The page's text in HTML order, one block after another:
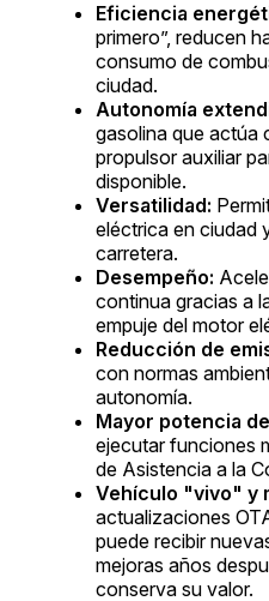
Eficiencia
primero”, reducen
consumo de
ciudad.
Autonomía
gasolina que actúa
propulsor auxiliar
disponible.
Versatilidad:
eléctrica en ciudad
carretera.
Desempeño:
continua gracias a
empuje del motor
Reducción de
con normas
autonomía.
Mayor potencia
ejecutar funciones
de Asistencia a la
Vehículo "vivo" y
actualizaciones
puede recibir
mejoras años
conserva su valor.